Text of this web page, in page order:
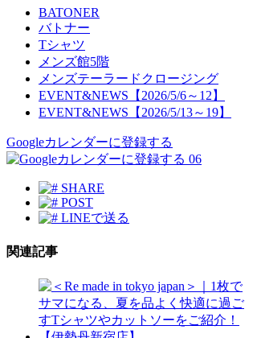
BATONER
バトナー
Tシャツ
メンズ館5階
メンズテーラードクロージング
EVENT&NEWS【2026/5/6～12】
EVENT&NEWS【2026/5/13～19】
Googleカレンダーに登録する
06
SHARE
POST
LINEで送る
関連記事